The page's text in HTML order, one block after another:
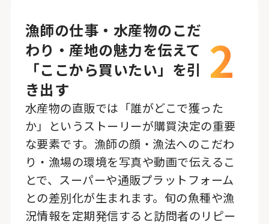
漁師の仕事・水産物のこだ
わり・産地の魅力を伝えて
「ここから買いたい」を引
き出す
2
水産物の直販では「誰がどこで獲った
か」というストーリーが購買決定の重要
な要素です。漁師の顔・漁法へのこだわ
り・漁場の環境を写真や動画で伝えるこ
とで、スーパーや通販プラットフォーム
との差別化が生まれます。旬の魚種や漁
況情報を定期発信すると訪問者のリピー